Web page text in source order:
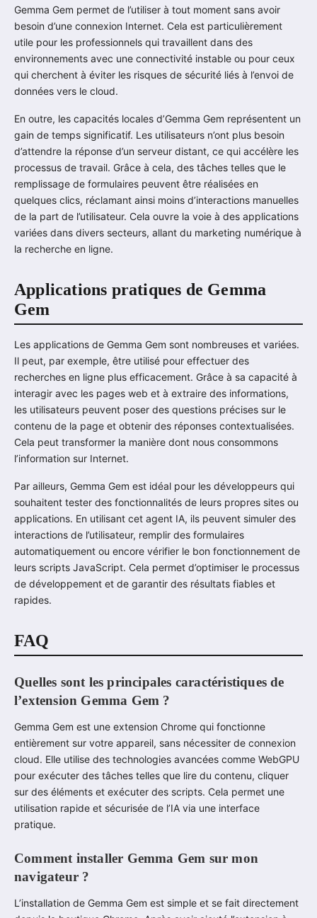
Gemma Gem permet de l’utiliser à tout moment sans avoir
besoin d’une connexion Internet. Cela est particulièrement
utile pour les professionnels qui travaillent dans des
environnements avec une connectivité instable ou pour ceux
qui cherchent à éviter les risques de sécurité liés à l’envoi de
données vers le cloud.
En outre, les capacités locales d’Gemma Gem représentent un
gain de temps significatif. Les utilisateurs n’ont plus besoin
d’attendre la réponse d’un serveur distant, ce qui accélère les
processus de travail. Grâce à cela, des tâches telles que le
remplissage de formulaires peuvent être réalisées en
quelques clics, réclamant ainsi moins d’interactions manuelles
de la part de l’utilisateur. Cela ouvre la voie à des applications
variées dans divers secteurs, allant du marketing numérique à
la recherche en ligne.
Applications pratiques de Gemma
Gem
Les applications de Gemma Gem sont nombreuses et variées.
Il peut, par exemple, être utilisé pour effectuer des
recherches en ligne plus efficacement. Grâce à sa capacité à
interagir avec les pages web et à extraire des informations,
les utilisateurs peuvent poser des questions précises sur le
contenu de la page et obtenir des réponses contextualisées.
Cela peut transformer la manière dont nous consommons
l’information sur Internet.
Par ailleurs, Gemma Gem est idéal pour les développeurs qui
souhaitent tester des fonctionnalités de leurs propres sites ou
applications. En utilisant cet agent IA, ils peuvent simuler des
interactions de l’utilisateur, remplir des formulaires
automatiquement ou encore vérifier le bon fonctionnement de
leurs scripts JavaScript. Cela permet d’optimiser le processus
de développement et de garantir des résultats fiables et
rapides.
FAQ
Quelles sont les principales caractéristiques de
l’extension Gemma Gem ?
Gemma Gem est une extension Chrome qui fonctionne
entièrement sur votre appareil, sans nécessiter de connexion
cloud. Elle utilise des technologies avancées comme WebGPU
pour exécuter des tâches telles que lire du contenu, cliquer
sur des éléments et exécuter des scripts. Cela permet une
utilisation rapide et sécurisée de l’IA via une interface
pratique.
Comment installer Gemma Gem sur mon
navigateur ?
L’installation de Gemma Gem est simple et se fait directement